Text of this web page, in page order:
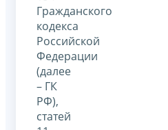
Гражданского
кодекса
Российской
Федерации
(далее
– ГК
РФ),
статей